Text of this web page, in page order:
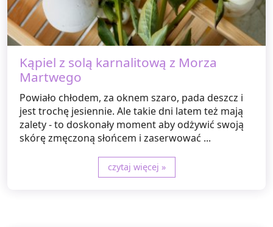
Kąpiel z solą karnalitową z Morza
Martwego
Powiało chłodem, za oknem szaro, pada deszcz i
jest trochę jesiennie. Ale takie dni latem też mają
zalety - to doskonały moment aby odżywić swoją
skórę zmęczoną słońcem i zaserwować ...
czytaj więcej »